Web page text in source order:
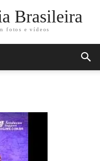
Brasileira
fotos e vídeos